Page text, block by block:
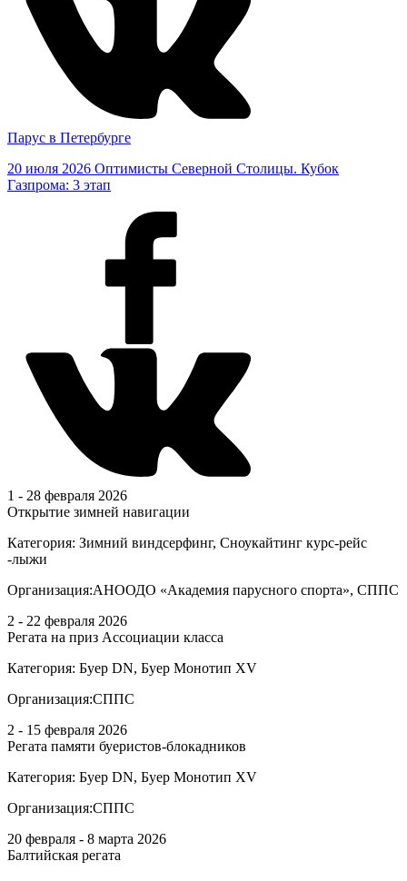
Парус в Петербурге
20 июля 2026 Оптимисты Северной Столицы. Кубок
Газпрома: 3 этап
1 - 28 февраля 2026
Открытие зимней навигации
Категория: Зимний виндсерфинг, Сноукайтинг курс-рейс
-лыжи
Организация:АНООДО «Академия парусного спорта», СППС
2 - 22 февраля 2026
Регата на приз Ассоциации класса
Категория: Буер DN, Буер Монотип XV
Организация:СППС
2 - 15 февраля 2026
Регата памяти буеристов-блокадников
Категория: Буер DN, Буер Монотип XV
Организация:СППС
20 февраля - 8 марта 2026
Балтийская регата